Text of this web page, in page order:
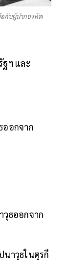
อกับผู้นำกองทัพ
ฐฯ และ
ออกจาก
วุธออกจาก
าวุธในตุรกี